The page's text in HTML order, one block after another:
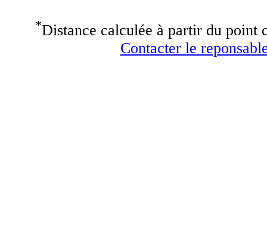
*Distance calculée à partir du point
Contacter le